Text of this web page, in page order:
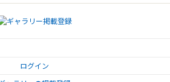
ログイン